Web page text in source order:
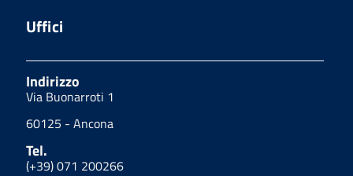
Uffici
Indirizzo
Via Buonarroti 1
60125 - Ancona
Tel.
(+39) 071 200266